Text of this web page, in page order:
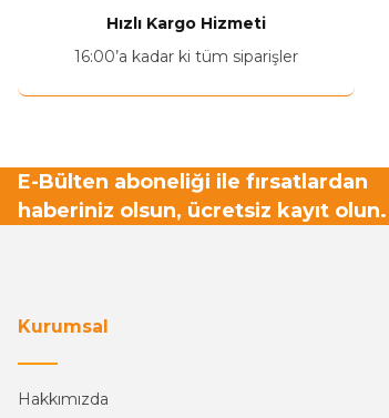
Hızlı Kargo Hizmeti
16:00’a kadar ki tüm siparişler
E-Bülten aboneliği ile fırsatlardan
haberiniz olsun, ücretsiz kayıt olun.
Kurumsal
Hakkımızda